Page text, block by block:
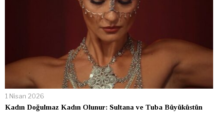
1 Nisan 2026
Kadın Doğulmaz Kadın Olunur: Sultana ve Tuba Büyüküstün